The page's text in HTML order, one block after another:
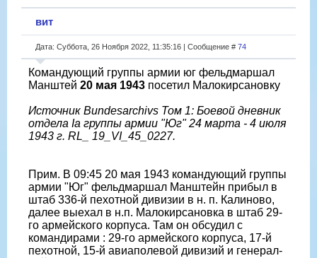
вит
Дата: Суббота, 26 Ноября 2022, 11:35:16 | Сообщение # 74
Командующий группы армии юг фельдмаршал
Манштей 20 мая 1943 посетил Малокирсановку
Источник Bundesarchivs Том 1: Боевой дневник
отдела Ia группы армии "Юг" 24 марта - 4 июля
1943 г. RL_ 19_VI_45_0227.
Прим. В 09:45 20 мая 1943 командующий группы
армии "Юг" фельдмаршал Манштейн прибыл в
штаб 336-й пехотной дивизии в н. п. Калиново,
далее выехал в н.п. Малокирсановка в штаб 29-
го армейского корпуса. Там он обсудил с
командирами : 29-го армейского корпуса, 17-й
пехотной, 15-й авиаполевой дивизий и генерал-